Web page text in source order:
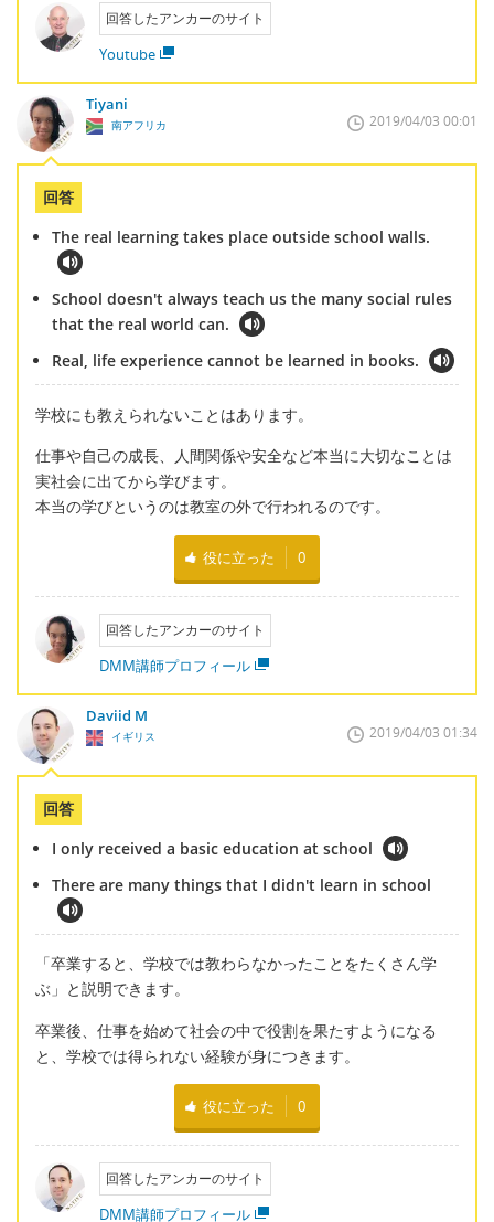
回答したアンカーのサイト
Youtube
Tiyani
南アフリカ 2019/04/03 00:01
回答
The real learning takes place outside school walls.
School doesn't always teach us the many social rules
that the real world can.
Real, life experience cannot be learned in books.
学校にも教えられないことはあります。
仕事や自己の成長、人間関係や安全など本当に大切なことは
実社会に出てから学びます。
本当の学びというのは教室の外で行われるのです。
役に立った 0
回答したアンカーのサイト
DMM講師プロフィール
Daviid M
イギリス 2019/04/03 01:34
回答
I only received a basic education at school
There are many things that I didn't learn in school
「卒業すると、学校では教わらなかったことをたくさん学
ぶ」と説明できます。
卒業後、仕事を始めて社会の中で役割を果たすようになる
と、学校では得られない経験が身につきます。
役に立った 0
回答したアンカーのサイト
DMM講師プロフィール